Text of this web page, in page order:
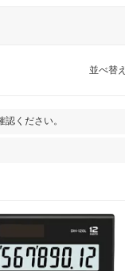
並べ替え
ください。